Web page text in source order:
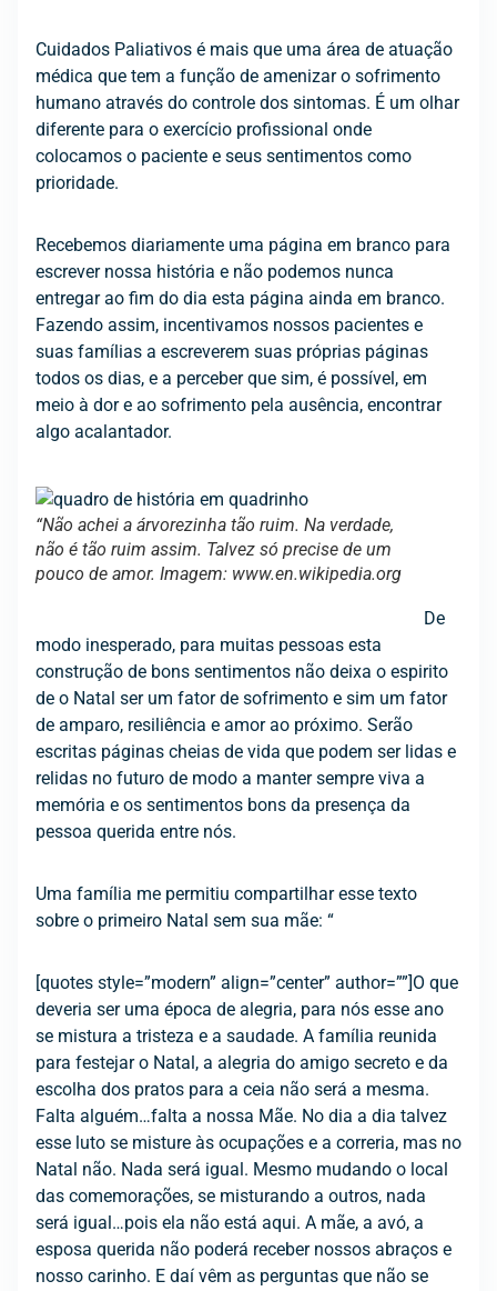
Cuidados Paliativos é mais que uma área de atuação
médica que tem a função de amenizar o sofrimento
humano através do controle dos sintomas. É um olhar
diferente para o exercício profissional onde
colocamos o paciente e seus sentimentos como
prioridade.
Recebemos diariamente uma página em branco para
escrever nossa história e não podemos nunca
entregar ao fim do dia esta página ainda em branco.
Fazendo assim, incentivamos nossos pacientes e
suas famílias a escreverem suas próprias páginas
todos os dias, e a perceber que sim, é possível, em
meio à dor e ao sofrimento pela ausência, encontrar
algo acalantador.
“Não achei a árvorezinha tão ruim. Na verdade,
não é tão ruim assim. Talvez só precise de um
pouco de amor. Imagem: www.en.wikipedia.org
De
modo inesperado, para muitas pessoas esta
construção de bons sentimentos não deixa o espirito
de o Natal ser um fator de sofrimento e sim um fator
de amparo, resiliência e amor ao próximo. Serão
escritas páginas cheias de vida que podem ser lidas e
relidas no futuro de modo a manter sempre viva a
memória e os sentimentos bons da presença da
pessoa querida entre nós.
Uma família me permitiu compartilhar esse texto
sobre o primeiro Natal sem sua mãe: “
[quotes style=”modern” align=”center” author=””]O que
deveria ser uma época de alegria, para nós esse ano
se mistura a tristeza e a saudade. A família reunida
para festejar o Natal, a alegria do amigo secreto e da
escolha dos pratos para a ceia não será a mesma.
Falta alguém…falta a nossa Mãe. No dia a dia talvez
esse luto se misture às ocupações e a correria, mas no
Natal não. Nada será igual. Mesmo mudando o local
das comemorações, se misturando a outros, nada
será igual…pois ela não está aqui. A mãe, a avó, a
esposa querida não poderá receber nossos abraços e
nosso carinho. E daí vêm as perguntas que não se